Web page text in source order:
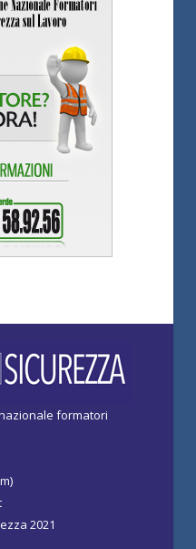
formatori
2021